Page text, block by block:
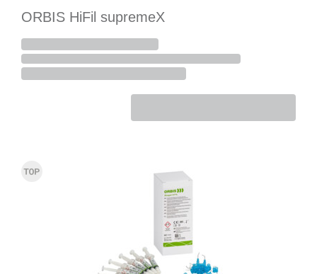
ORBIS HiFil supremeX